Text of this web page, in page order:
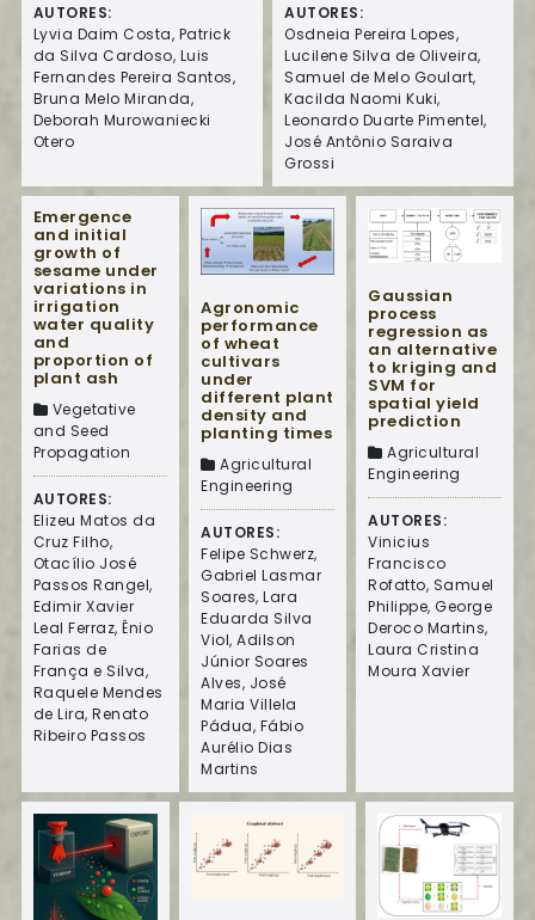
AUTORES:
Lyvia Daim Costa, Patrick
da Silva Cardoso, Luis
Fernandes Pereira Santos,
Bruna Melo Miranda,
Deborah Murowaniecki
Otero
AUTORES:
Osdneia Pereira Lopes,
Lucilene Silva de Oliveira,
Samuel de Melo Goulart,
Kacilda Naomi Kuki,
Leonardo Duarte Pimentel,
José Antônio Saraiva
Grossi
Emergence
and initial
growth of
sesame under
variations in
irrigation
water quality
and
proportion of
plant ash
Vegetative
and Seed
Propagation
AUTORES:
Elizeu Matos da
Cruz Filho,
Otacílio José
Passos Rangel,
Edimir Xavier
Leal Ferraz, Ênio
Farias de
França e Silva,
Raquele Mendes
de Lira, Renato
Ribeiro Passos
Agronomic
performance
of wheat
cultivars
under
different plant
density and
planting times
Agricultural
Engineering
AUTORES:
Felipe Schwerz,
Gabriel Lasmar
Soares, Lara
Eduarda Silva
Viol, Adilson
Júnior Soares
Alves, José
Maria Villela
Pádua, Fábio
Aurélio Dias
Martins
Gaussian
process
regression as
an alternative
to kriging and
SVM for
spatial yield
prediction
Agricultural
Engineering
AUTORES:
Vinicius
Francisco
Rofatto, Samuel
Philippe, George
Deroco Martins,
Laura Cristina
Moura Xavier